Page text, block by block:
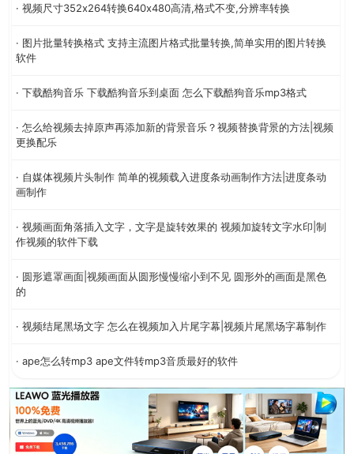
· 视频尺寸352x264转换640x480高清,格式不变,分辨率转换
· 图片批量转换格式 支持主流图片格式批量转换,简单实用的图片转换
软件
· 下载酷狗音乐 下载酷狗音乐到桌面 怎么下载酷狗音乐mp3格式
· 怎么给视频去掉原声再添加新的背景音乐？视频替换背景的方法|视频
更换配乐
· 自媒体视频片头制作 简单的视频载入进度条动画制作方法|进度条动
画制作
· 视频画面角落插入文字，文字是旋转效果的 视频加旋转文字水印|制
作视频的软件下载
· 圆形遮罩画面|视频画面从圆形慢慢缩小到不见 圆形外的画面是黑色
的
· 视频结尾黑场文字 怎么在视频加入片尾字幕|视频片尾黑场字幕制作
· ape怎么转mp3 ape文件转mp3音质最好的软件